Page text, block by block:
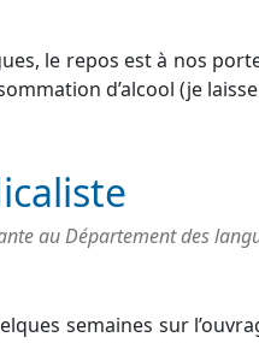
le repos est à nos
d’alcool (je
au Département des
semaines sur